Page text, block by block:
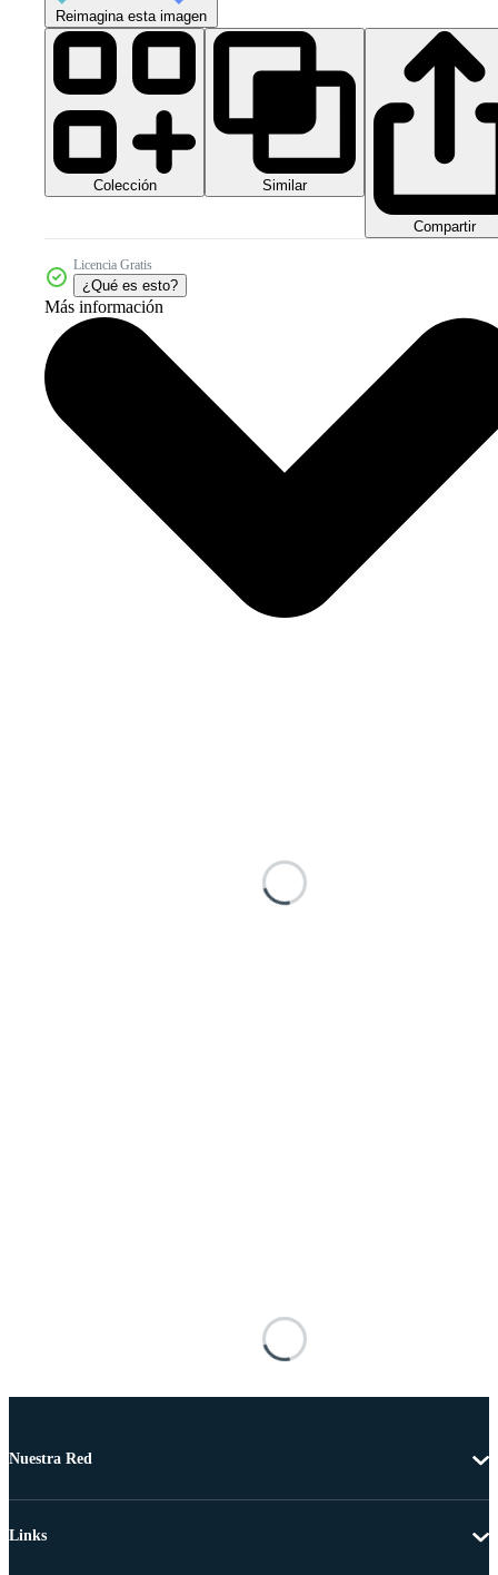
Reimagina esta imagen
Colección Similar
Compartir
Licencia Gratis
¿Qué es esto?
Más información
Nuestra Red
Links